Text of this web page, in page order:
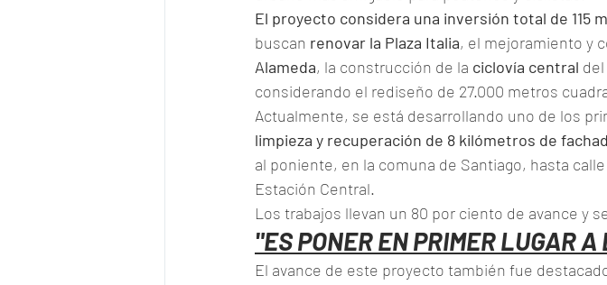
El proyecto considera una inversión total de 115
buscan renovar la Plaza Italia, el mejoramiento y
Alameda, la construcción de la ciclovía central
considerando el rediseño de 27.000 metros
Actualmente, se está desarrollando uno de los
limpieza y recuperación de 8 kilómetros de
al poniente, en la comuna de Santiago, hasta
Estación Central.
Los trabajos llevan un 80 por ciento de avance y
"ES PONER EN PRIMER LUGAR
El avance de este proyecto también fue